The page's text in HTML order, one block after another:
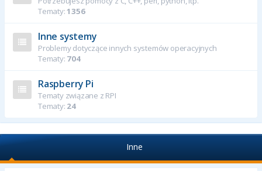
Tematy:1356
Inne systemy
Problemy dotyczące innych systemów operacyjnych
Tematy: 704
Raspberry Pi
Tematy związane z RPI
Tematy: 24
Inne